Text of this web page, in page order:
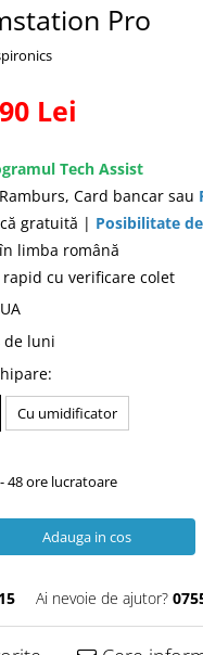
Pro
Lei
Tech Assist
Card bancar sau
gratuită | Posibilitate
limba română
cu verificare colet
de luni
:
Cu umidificator
48 ore lucratoare
Adauga in cos
Ai nevoie de ajutor?